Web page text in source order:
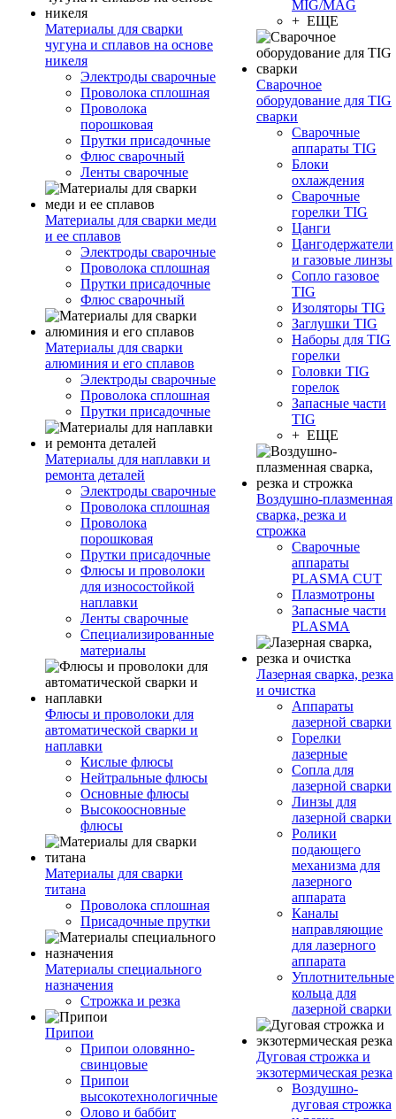
Материалы для сварки
чугуна и сплавов на основе
никеля
Электроды сварочные
Проволока сплошная
Проволока
порошковая
Прутки присадочные
Флюс сварочный
Ленты сварочные
Материалы для сварки меди
и ее сплавов
Электроды сварочные
Проволока сплошная
Прутки присадочные
Флюс сварочный
Материалы для сварки
алюминия и его сплавов
Электроды сварочные
Проволока сплошная
Прутки присадочные
Материалы для наплавки и
ремонта деталей
Электроды сварочные
Проволока сплошная
Проволока
порошковая
Прутки присадочные
Флюсы и проволоки
для износостойкой
наплавки
Ленты сварочные
Специализированные
материалы
Флюсы и проволоки для
автоматической сварки и
наплавки
Кислые флюсы
Нейтральные флюсы
Основные флюсы
Высокоосновные
флюсы
Материалы для сварки
титана
Проволока сплошная
Присадочные прутки
Материалы специального
назначения
Строжка и резка
Припои
Припои оловянно-
свинцовые
Припои
высокотехнологичные
Олово и баббит
MIG/MAG
+ ЕЩЕ
Сварочное
оборудование для TIG
сварки
Сварочные
аппараты TIG
Блоки
охлаждения
Сварочные
горелки TIG
Цанги
Цангодержатели
и газовые линзы
Сопло газовое
TIG
Изоляторы TIG
Заглушки TIG
Наборы для TIG
горелки
Головки TIG
горелок
Запасные части
TIG
+ ЕЩЕ
Воздушно-плазменная
сварка, резка и
строжка
Сварочные
аппараты
PLASMA CUT
Плазмотроны
Запасные части
PLASMA
Лазерная сварка, резка
и очистка
Аппараты
лазерной сварки
Горелки
лазерные
Сопла для
лазерной сварки
Линзы для
лазерной сварки
Ролики
подающего
механизма для
лазерного
аппарата
Каналы
направляющие
для лазерного
аппарата
Уплотнительные
кольца для
лазерной сварки
Дуговая строжка и
экзотермическая резка
Воздушно-
дуговая строжка